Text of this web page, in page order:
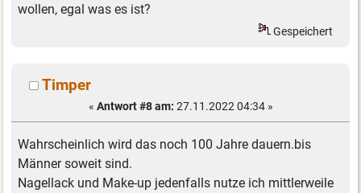
wollen, egal was es ist?
Gespeichert
Timper
« Antwort #8 am: 27.11.2022 04:34 »
Wahrscheinlich wird das noch 100 Jahre dauern.bis
Männer soweit sind.
Nagellack und Make-up jedenfalls nutze ich mittlerweile